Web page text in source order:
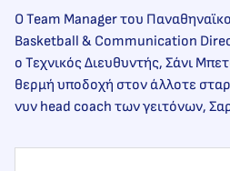
Ο Team Manager του
Basketball & Communication
ο Τεχνικός Διευθυντής, Σάνι
θερμή υποδοχή στον άλλοτε
νυν head coach των γειτόνων,